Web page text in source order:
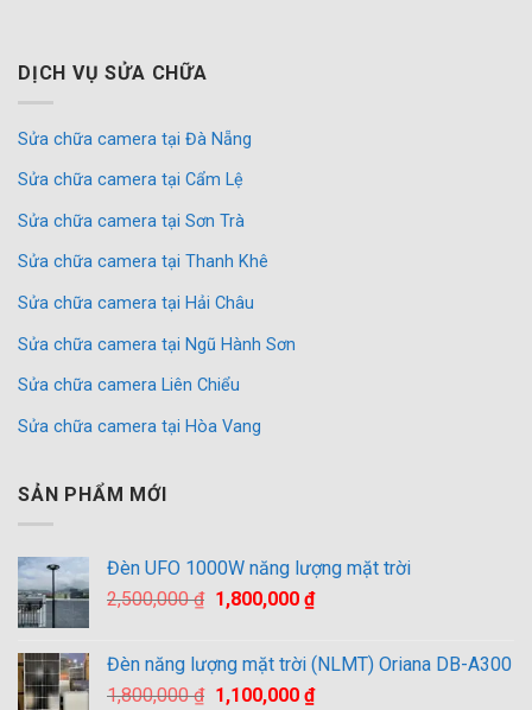
DỊCH VỤ SỬA CHỮA
Sửa chữa camera tại Đà Nẵng
Sửa chữa camera tại Cẩm Lệ
Sửa chữa camera tại Sơn Trà
Sửa chữa camera tại Thanh Khê
Sửa chữa camera tại Hải Châu
Sửa chữa camera tại Ngũ Hành Sơn
Sửa chữa camera Liên Chiểu
Sửa chữa camera tại Hòa Vang
SẢN PHẨM MỚI
Đèn UFO 1000W năng lượng mặt trời
2,500,000₫ Giá
2,500,000 ₫.
1,800,000 ₫Giá
là:
1,800,000 ₫.
Đèn năng lượng mặt trời (NLMT) Oriana DB-A300
1,800,000₫ Giá
1,100,000 ₫Giá